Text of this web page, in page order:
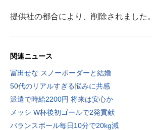
提供社の都合により、削除されました。
関連ニュース
冨田せな スノーボーダーと結婚
50代のリアルすぎる悩みに共感
派遣で時給2200円 将来は安心か
メッシ W杯後初ゴールで2発貢献
バランスボール毎日10分で20kg減